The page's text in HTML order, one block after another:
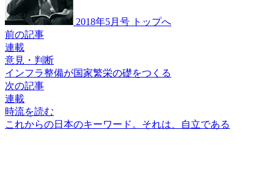
2018年5月号 トップへ
前の記事
連載
意見・判断
インフラ整備が国家繁栄の礎をつくる
次の記事
連載
時流を読む
これからの日本のキーワード。 それは、自立である